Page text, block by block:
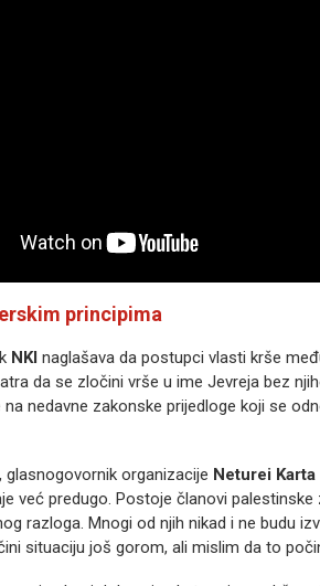
principima
NKI naglašava da postupci vlasti krše
da se zločini vrše u ime Jevreja bez
nedavne zakonske prijedloge koji se
glasnogovornik organizacije Neturei
već predugo. Postoje članovi
razloga. Mnogi od njih nikad i ne budu
situaciju još gorom, ali mislim da to